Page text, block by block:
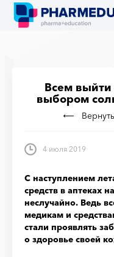
Всем выйти
выбором
4 июля 2019
С наступлением
средств в аптеках
неслучайно. Ведь
медикам и
стали проявлять
о здоровье своей